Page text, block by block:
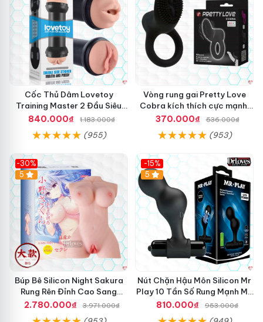
Cốc Thủ Dâm Lovetoy
Training Master 2 Đầu Siêu
Thật Giá Tốt
840.000₫ 1.183.000₫
(955)
Vòng rung gai Pretty Love
Cobra kích thích cực mạnh,
tăng hưng phấn
370.000₫ 536.000₫
(953)
-30%
Hot
5
Búp Bê Silicon Night Sakura
Rung Rên Đỉnh Cao Sang
Trọng
2.780.000₫ 3.971.000₫
-15%
Hot
5
Nút Chặn Hậu Môn Silicon Mr
Play 10 Tần Số Rung Mạnh Mẽ
Kích Thích
810.000₫ 953.000₫